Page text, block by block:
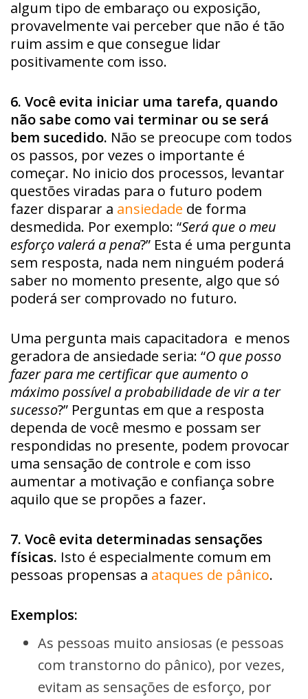
algum tipo de embaraço ou exposição,
provavelmente vai perceber que não é tão
ruim assim e que consegue lidar
positivamente com isso.
6. Você evita iniciar uma tarefa, quando
não sabe como vai terminar ou se será
bem sucedido. Não se preocupe com todos
os passos, por vezes o importante é
começar. No inicio dos processos, levantar
questões viradas para o futuro podem
fazer disparar a ansiedade de forma
desmedida. Por exemplo: “Será que o meu
esforço valerá a pena?” Esta é uma pergunta
sem resposta, nada nem ninguém poderá
saber no momento presente, algo que só
poderá ser comprovado no futuro.
Uma pergunta mais capacitadora e menos
geradora de ansiedade seria: “O que posso
fazer para me certificar que aumento o
máximo possível a probabilidade de vir a ter
sucesso?” Perguntas em que a resposta
dependa de você mesmo e possam ser
respondidas no presente, podem provocar
uma sensação de controle e com isso
aumentar a motivação e confiança sobre
aquilo que se propões a fazer.
7. Você evita determinadas sensações
físicas. Isto é especialmente comum em
pessoas propensas a ataques de pânico.
Exemplos:
As pessoas muito ansiosas (e pessoas
com transtorno do pânico), por vezes,
evitam as sensações de esforço, por